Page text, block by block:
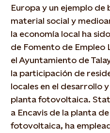
Europa y un ejemplo de
material social y
la economía local ha
de Fomento de Empleo
el Ayuntamiento de
la participación de
locales en el desarrollo
planta fotovoltaica.
a Encavis de la planta
fotovoltaica, ha